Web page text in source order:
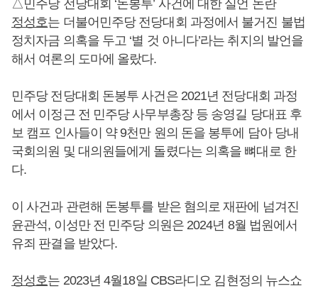
△민주당 전당대회 ‘돈봉투’ 사건에 대한 실언 논란
정성호는 더불어민주당 전당대회 과정에서 불거진 불법
정치자금 의혹을 두고 ‘별 것 아니다’라는 취지의 발언을
해서 여론의 도마에 올랐다.
민주당 전당대회 돈봉투 사건은 2021년 전당대회 과정
에서 이정근 전 민주당 사무부총장 등 송영길 당대표 후
보 캠프 인사들이 약 9천만 원의 돈을 봉투에 담아 당내
국회의원 및 대의원들에게 돌렸다는 의혹을 뼈대로 한
다.
이 사건과 관련해 돈봉투를 받은 혐의로 재판에 넘겨진
윤관석, 이성만 전 민주당 의원은 2024년 8월 법원에서
유죄 판결을 받았다.
정성호는 2023년 4월18일 CBS라디오 김현정의 뉴스쇼